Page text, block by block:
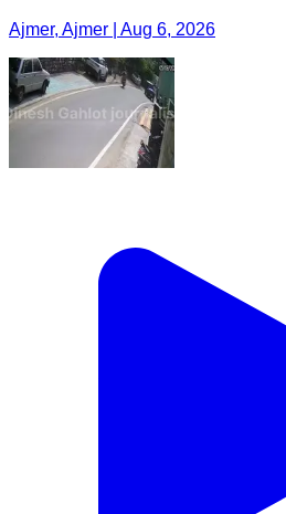
Ajmer, Ajmer | Aug 6, 2026